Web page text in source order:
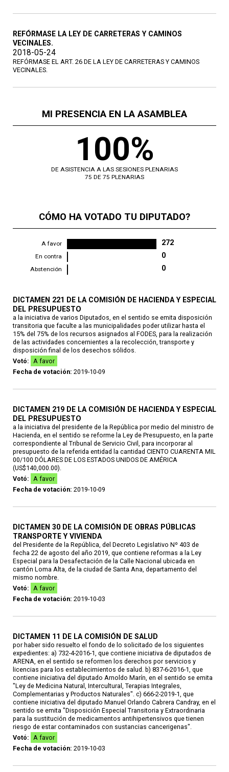
REFÓRMASE LA LEY DE CARRETERAS Y CAMINOS
VECINALES.
2018-05-24
REFÓRMASE EL ART. 26 DE LA LEY DE CARRETERAS Y CAMINOS
VECINALES.
MI PRESENCIA EN LA ASAMBLEA
100%
DE ASISTENCIA A LAS SESIONES PLENARIAS
75 DE 75 PLENARIAS
CÓMO HA VOTADO TU DIPUTADO?
A favor 272
En contra 0
Abstención 0
DICTAMEN 221 DE LA COMISIÓN DE HACIENDA Y ESPECIAL
DEL PRESUPUESTO
a la iniciativa de varios Diputados, en el sentido se emita disposición
transitoria que faculte a las municipalidades poder utilizar hasta el
15% del 75% de los recursos asignados al FODES, para la realización
de las actividades concernientes a la recolección, transporte y
disposición final de los desechos sólidos.
Votó: A favor
Fecha de votación: 2019-10-09
DICTAMEN 219 DE LA COMISIÓN DE HACIENDA Y ESPECIAL
DEL PRESUPUESTO
a la iniciativa del presidente de la República por medio del ministro de
Hacienda, en el sentido se reforme la Ley de Presupuesto, en la parte
correspondiente al Tribunal de Servicio Civil, para incorporar al
presupuesto de la referida entidad la cantidad CIENTO CUARENTA MIL
00/100 DÓLARES DE LOS ESTADOS UNIDOS DE AMÉRICA
(US$140,000.00).
Votó: A favor
Fecha de votación: 2019-10-09
DICTAMEN 30 DE LA COMISIÓN DE OBRAS PÚBLICAS
TRANSPORTE Y VIVIENDA
del Presidente de la República, del Decreto Legislativo Nº 403 de
fecha 22 de agosto del año 2019, que contiene reformas a la Ley
Especial para la Desafectación de la Calle Nacional ubicada en
cantón Loma Alta, de la ciudad de Santa Ana, departamento del
mismo nombre.
Votó: A favor
Fecha de votación: 2019-10-03
DICTAMEN 11 DE LA COMISIÓN DE SALUD
por haber sido resuelto el fondo de lo solicitado de los siguientes
expedientes: a) 732-4-2016-1, que contiene iniciativa de diputados de
ARENA, en el sentido se reformen los derechos por servicios y
licencias para los establecimientos de salud. b) 837-6-2016-1, que
contiene iniciativa del diputado Arnoldo Marín, en el sentido se emita
"Ley de Medicina Natural, Intercultural, Terapias Integrales,
Complementarias y Productos Naturales". c) 666-2-2019-1, que
contiene iniciativa del diputado Manuel Orlando Cabrera Candray, en el
sentido se emita "Disposición Especial Transitoria y Extraordinaria
para la sustitución de medicamentos antihipertensivos que tienen
riesgo de estar contaminados con sustancias cancerigenas".
Votó: A favor
Fecha de votación: 2019-10-03